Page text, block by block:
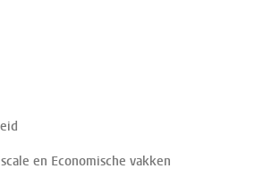
en Economische vakken